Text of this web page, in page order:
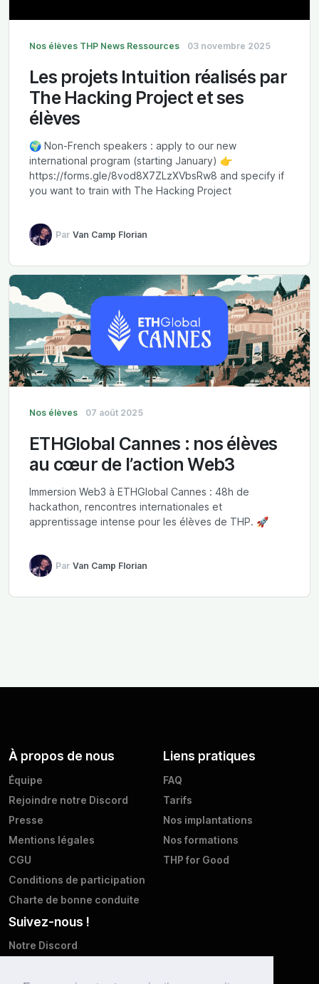
Nos élèves THP News Ressources 03 novembre 2025
Les projets Intuition réalisés par
The Hacking Project et ses
élèves
🌍 Non-French speakers : apply to our new
international program (starting January) 👉
https://forms.gle/8vod8X7ZLzXVbsRw8 and specify if
you want to train with The Hacking Project
Par Van Camp Florian
Nos élèves 07 août 2025
ETHGlobal Cannes : nos élèves
au cœur de l’action Web3
Immersion Web3 à ETHGlobal Cannes : 48h de
hackathon, rencontres internationales et
apprentissage intense pour les élèves de THP. 🚀
Par Van Camp Florian
À propos de nous
Équipe
Rejoindre notre Discord
Presse
Mentions légales
CGU
Conditions de participation
Charte de bonne conduite
Liens pratiques
FAQ
Tarifs
Nos implantations
Nos formations
THP for Good
Suivez-nous !
Notre Discord